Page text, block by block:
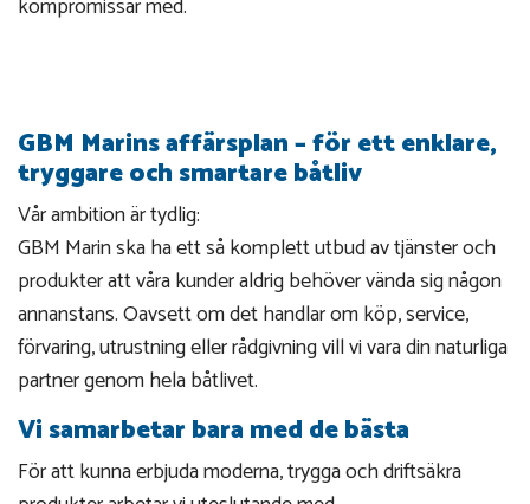
GBM Marins affärsplan – för ett enklare,
tryggare och smartare båtliv
Vår ambition är tydlig:
GBM Marin ska ha ett så komplett utbud av tjänster och
produkter att våra kunder aldrig behöver vända sig någon
annanstans. Oavsett om det handlar om köp, service,
förvaring, utrustning eller rådgivning vill vi vara din naturliga
partner genom hela båtlivet.
Vi samarbetar bara med de bästa
För att kunna erbjuda moderna, trygga och driftsäkra